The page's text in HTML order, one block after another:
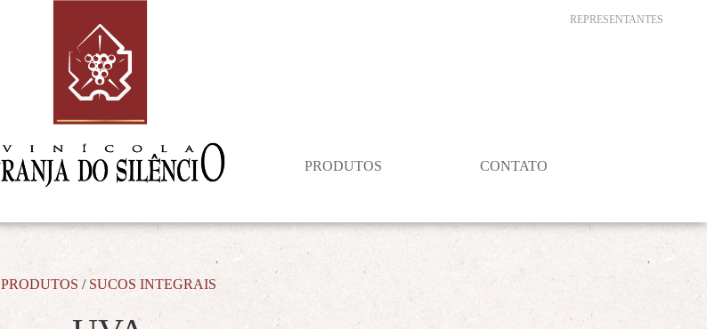
PRODUTOS CONTATO
REPRESENTANTES
PRODUTOS / SUCOS INTEGRAIS